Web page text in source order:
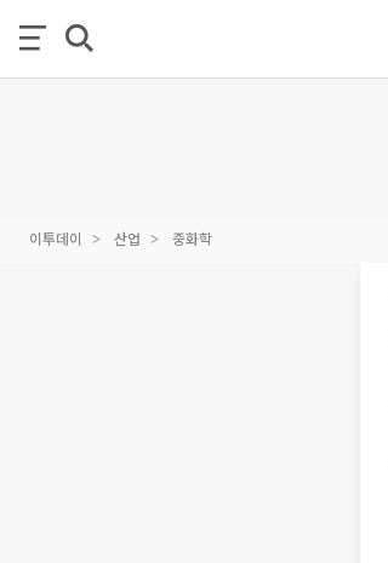
이투데이 산업 중화학